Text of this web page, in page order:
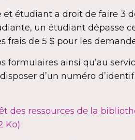
et étudiant a droit de faire 3
un étudiant dépasse
frais de 5 $ pour les
formulaires ainsi qu’au
d’un numéro
des ressources de la
Ko)